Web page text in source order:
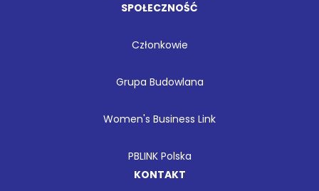
SPOŁECZNOŚĆ
Członkowie
Grupa Budowlana
Women's Business Link
PBLINK Polska
KONTAKT